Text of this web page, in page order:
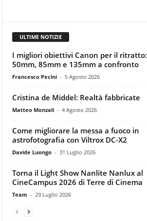
ULTIME NOTIZIE
I migliori obiettivi Canon per il ritratto:
50mm, 85mm e 135mm a confronto
Francesco Pecini - 5 Agosto 2026
Cristina de Middel: Realtà fabbricate
Matteo Monzali - 4 Agosto 2026
Come migliorare la messa a fuoco in
astrofotografia con Viltrox DC-X2
Davide Luongo - 31 Luglio 2026
Torna il Light Show Nanlite Nanlux al
CineCampus 2026 di Terre di Cinema
Team - 29 Luglio 2026